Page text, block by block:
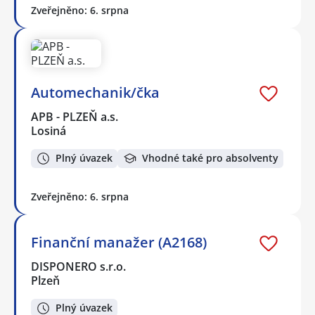
Zveřejněno: 6. srpna
Automechanik/čka
APB - PLZEŇ a.s.
Losiná
Plný úvazek Vhodné také pro absolventy
Zveřejněno: 6. srpna
Finanční manažer (A2168)
DISPONERO s.r.o.
Plzeň
Plný úvazek